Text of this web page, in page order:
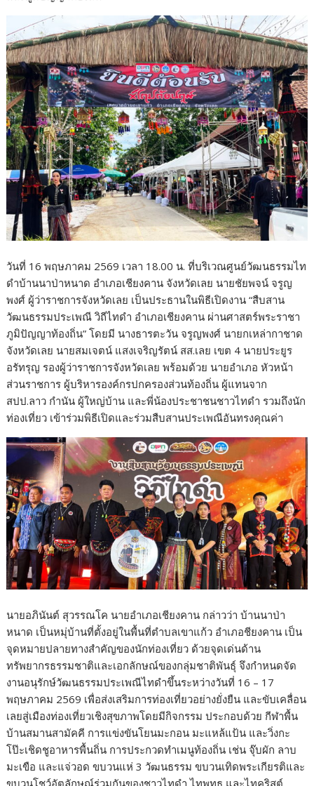
วันที่ 16 พฤษภาคม 2569 เวลา 18.00 น. ที่บริเวณศูนย์วัฒนธรรมไท
ดำบ้านนาป่าหนาด อำเภอเชียงคาน จังหวัดเลย นายชัยพจน์ จรูญ
พงศ์ ผู้ว่าราชการจังหวัดเลย เป็นประธานในพิธีเปิดงาน “สืบสาน
วัฒนธรรมประเพณี วิถีไทดำ อำเภอเชียงคาน ผ่านศาสตร์พระราชา
ภูมิปัญญาท้องถิ่น” โดยมี นางธารตะวัน จรูญพงศ์ นายกเหล่ากาชาด
จังหวัดเลย นายสมเจตน์ แสงเจริญรัตน์ สส.เลย เขต 4 นายประยูร
อรัทรุญ รองผู้ว่าราชการจังหวัดเลย พร้อมด้วย นายอำเภอ หัวหน้า
ส่วนราชการ ผู้บริหารองค์กรปกครองส่วนท้องถิ่น ผู้แทนจาก
สปป.ลาว กำนัน ผู้ใหญ่บ้าน และพี่น้องประชาชนชาวไทดำ รวมถึงนัก
ท่องเที่ยว เข้าร่วมพิธีเปิดและร่วมสืบสานประเพณีอันทรงคุณค่า
นายอภินันต์ สุวรรณโค นายอำเภอเชียงคาน กล่าวว่า บ้านนาป่า
หนาด เป็นหมุ่บ้านที่ตั้งอยู่ในพื้นที่ตำบลเขาแก้ว อำเภอชียงคาน เป็น
จุดหมายปลายทางสำคัญของนักท่องเที่ยว ด้วยจุดเด่นด้าน
ทรัพยากรธรรมชาติและเอกลักษณ์ของกลุ่มชาติพันธุ์ จึงกำหนดจัด
งานอนุรักษ์วัฒนธรรมประเพณีไทดำขึ้นระหว่างวันที่ 16 – 17
พฤษภาคม 2569 เพื่อส่งเสริมการท่องเที่ยวอย่างยั่งยืน และขับเคลื่อน
เลยสู่เมืองท่องเที่ยวเชิงสุขภาพโดยมีกิจกรรม ประกอบด้วย กีฬาพื้น
บ้านสมานสามัคคี การแข่งขันโยนมะกอน มะแหล้แป้น และวิ่งกะ
โป๊ะเชิดชูอาหารพื้นถิ่น การประกวดทำเมนูท้องถิ่น เช่น จุ๊บผัก ลาบ
มะเขือ และแจ่วอด ขบวนแห่ 3 วัฒนธรรม ขบวนเทิดพระเกียรติและ
ขบวนโชว์อัตลักษณ์ร่วมกันของชาวไทดำ ไทพุทธ และไทคริสต์